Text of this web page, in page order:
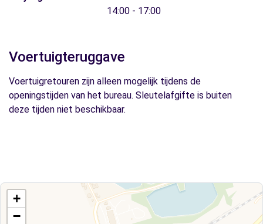
14:00 - 17:00
Voertuigteruggave
Voertuigretouren zijn alleen mogelijk tijdens de
openingstijden van het bureau. Sleutelafgifte is buiten
deze tijden niet beschikbaar.
+
−